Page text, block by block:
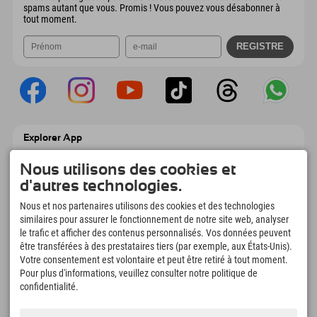
spams autant que vous. Promis ! Vous pouvez vous désabonner à
tout moment.
Explorer App
Explorer à emporter avec aperçu de vos
réservations, liste de choses à faire, aperçu
des restaurants et bien plus encore.
Téléchargez-le maintenant !
L'heure des moments d'exploration
166
Lacs de montagne et
piscines d'aventure
4.634 km
Pistes de ski et de
Nous utilisons des cookies et
d'autres technologies.
Nous et nos partenaires utilisons des cookies et des technologies
similaires pour assurer le fonctionnement de notre site web, analyser
le trafic et afficher des contenus personnalisés. Vos données peuvent
être transférées à des prestataires tiers (par exemple, aux États-Unis).
Votre consentement est volontaire et peut être retiré à tout moment.
Pour plus d'informations, veuillez consulter notre politique de
confidentialité.